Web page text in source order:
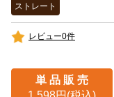
ストレート
レビュー0件
単 品 販 売